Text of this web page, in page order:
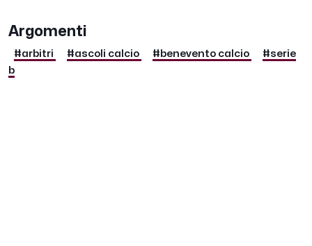
Argomenti
#arbitri #ascoli calcio #benevento calcio
#serie
b